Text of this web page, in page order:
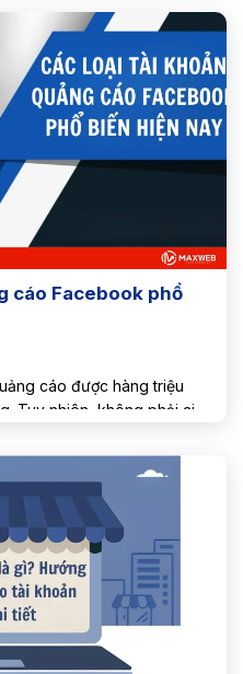
cáo Facebook phổ
cáo được hàng triệu
Tuy nhiên, không phải ai
sẽ tổng...